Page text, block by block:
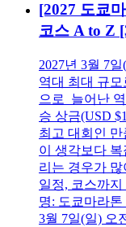
[2027 도쿄
코스 A to Z
2027년 3월 7
역대 최대 규모
으로 늘어난
승 상금(USD
최고 대회인
이 생각보다
리는 경우가
일정, 코스까
명: 도쿄마라톤
3월 7일(일) 오